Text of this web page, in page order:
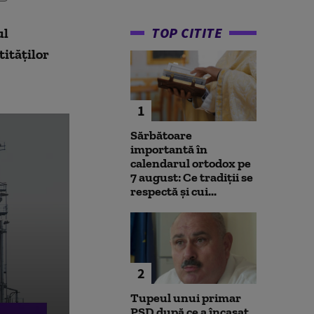
TOP CITITE
1
Sărbătoare
importantă în
calendarul ortodox pe
7 august: Ce tradiții se
respectă și cui...
2
Tupeul unui primar